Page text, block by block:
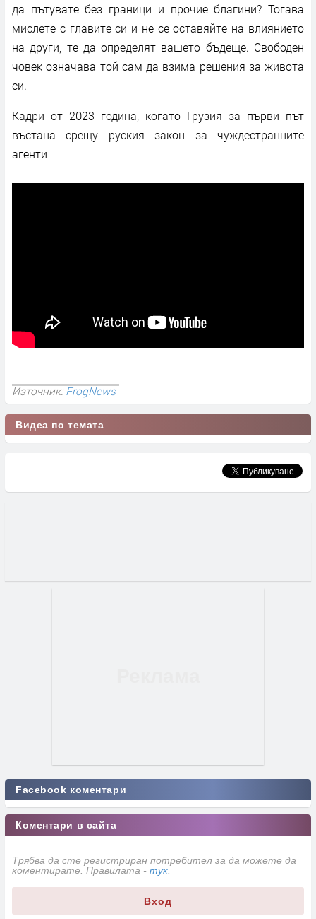
да пътувате без граници и прочие благини? Тогава
мислете с главите си и не се оставяйте на влиянието
на други, те да определят вашето бъдеще. Свободен
човек означава той сам да взима решения за живота
си.
Кадри от 2023 година, когато Грузия за първи път
въстана срещу руския закон за чуждестранните
агенти
Източник:FrogNews
Видеа по темата
Facebook коментари
Коментари в сайта
Трябва да сте регистриран потребител за да можете да
коментирате. Правилата - тук
Вход